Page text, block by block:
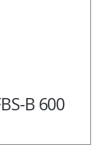
B 600